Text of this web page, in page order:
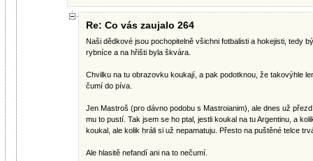
Re: Co vás zaujalo 264
Naši dědkové jsou pochopitelně všichni fotbalisti a hokejisti, tedy
rybníce a na hřišti byla škvára.
Chvilku na tu obrazovku koukají, a pak podotknou, že takovýhle
čumí do píva.
Jen Mastroš (pro dávno podobu s Mastroianim), ale dnes už
mu to pustí. Tak jsem se ho ptal, jestli koukal na tu Argentinu, a
koukal, ale kolik hráli si už nepamatuju. Přesto na puštěné telce
Ale hlasitě nefandí ani na to nečumí.